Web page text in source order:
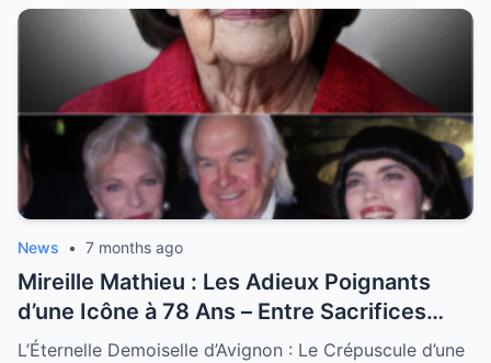
News • 7 months ago
Mireille Mathieu : Les Adieux Poignants
d’une Icône à 78 Ans – Entre Sacrifices
Amoureux et Destin Royal
L’Éternelle Demoiselle d’Avignon : Le Crépuscule d’une